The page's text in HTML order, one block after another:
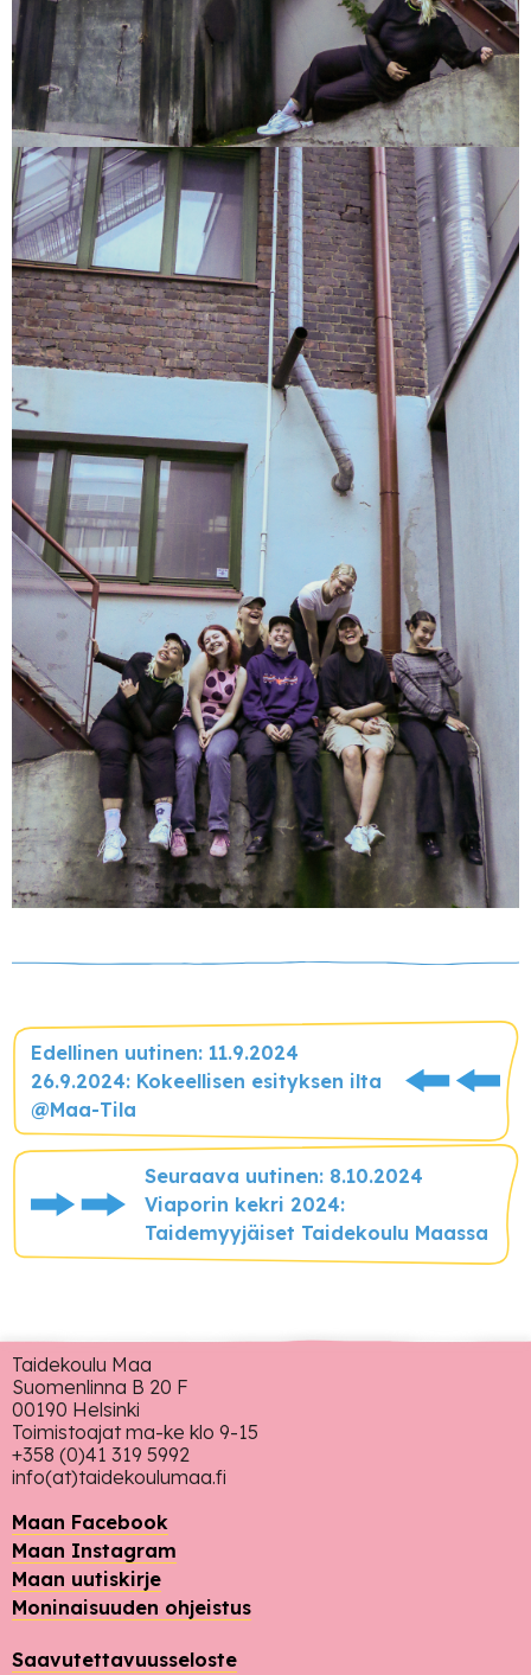
Edellinen uutinen: 11.9.2024
26.9.2024: Kokeellisen esityksen ilta
@Maa-Tila
Seuraava uutinen: 8.10.2024
Viaporin kekri 2024:
Taidemyyjäiset Taidekoulu Maassa
Taidekoulu Maa
Suomenlinna B 20 F
00190 Helsinki
Toimistoajat ma-ke klo 9-15
+358 (0)41 319 5992
info(at)taidekoulumaa.fi
Maan Facebook
Maan Instagram
Maan uutiskirje
Moninaisuuden ohjeistus
Saavutettavuusseloste